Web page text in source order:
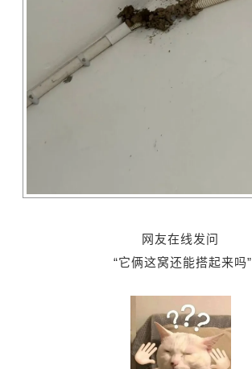
网友在线发问
“它俩这窝还能搭起来吗”